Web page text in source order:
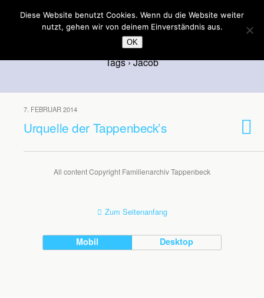
Familienarchiv Tappenbeck
Tags › Jacob
7. FEBRUAR 2014
Urquelle der Tappenbeck’s
All content Copyright Familienarchiv Tappenbeck
Diese Website benutzt Cookies. Wenn du die Website weiter
nutzt, gehen wir von deinem Einverständnis aus.
OK
Zum Seitenanfang
Mobil Desktop